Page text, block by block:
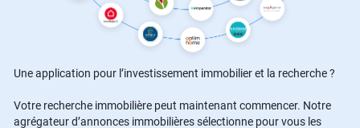
Une application pour l’investissement immobilier et la recherche ?
Votre recherche immobilière peut maintenant commencer. Notre
agrégateur d’annonces immobilières sélectionne pour vous les